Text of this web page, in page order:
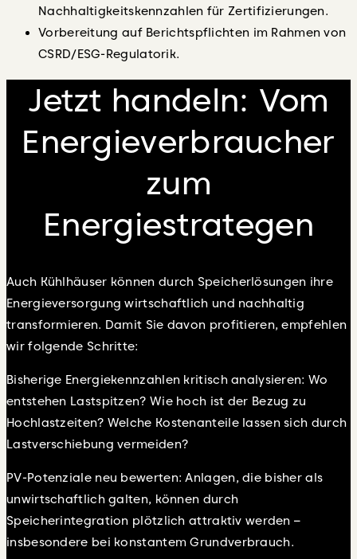
Nachhaltigkeitskennzahlen für Zertifizierungen.
Vorbereitung auf Berichtspflichten im Rahmen von
CSRD/ESG-Regulatorik.
Jetzt handeln: Vom
Energieverbraucher
zum
Energiestrategen
Auch Kühlhäuser können durch Speicherlösungen ihre
Energieversorgung wirtschaftlich und nachhaltig
transformieren. Damit Sie davon profitieren, empfehlen
wir folgende Schritte:
Bisherige Energiekennzahlen kritisch analysieren: Wo
entstehen Lastspitzen? Wie hoch ist der Bezug zu
Hochlastzeiten? Welche Kostenanteile lassen sich durch
Lastverschiebung vermeiden?
PV-Potenziale neu bewerten: Anlagen, die bisher als
unwirtschaftlich galten, können durch
Speicherintegration plötzlich attraktiv werden –
insbesondere bei konstantem Grundverbrauch.